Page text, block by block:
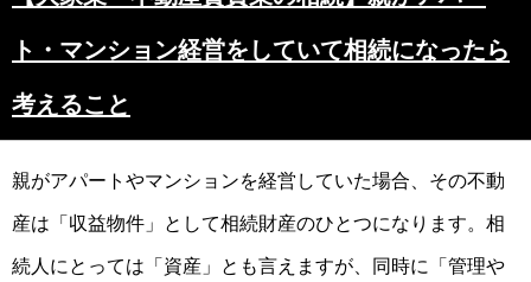
ト・マンション経営をしていて相続になったら
考えること
親がアパートやマンションを経営していた場合、その不動
産は「収益物件」として相続財産のひとつになります。相
続人にとっては「資産」とも言えますが、同時に「管理や